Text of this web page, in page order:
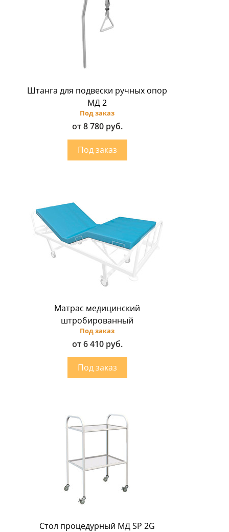
Штанга для подвески ручных опор
МД 2
Под заказ
от 8 780 руб.
Матрас медицинский
штробированный
Под заказ
от 6 410 руб.
Стол процедурный МД SP 2G